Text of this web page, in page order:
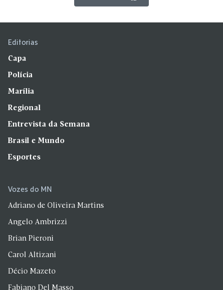
Editorias
Capa
Polícia
Marília
Regional
Entrevista da Semana
Brasil e Mundo
Esportes
Vozes do MN
Adriano de Oliveira Martins
Angelo Ambrizzi
Brian Pieroni
Carol Altizani
Décio Mazeto
Fabiano Del Masso